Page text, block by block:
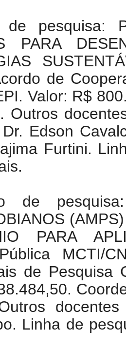
pesquisa:
PARA
de
Valor: R$
Outros
Edson
Furtini.
pesquisa:
PARA
MCTI/
de Pesquisa
Linha de